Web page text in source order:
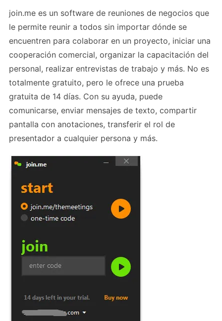
join.me es un software de reuniones de negocios que
le permite reunir a todos sin importar dónde se
encuentren para colaborar en un proyecto, iniciar una
cooperación comercial, organizar la capacitación del
personal, realizar entrevistas de trabajo y más. No es
totalmente gratuito, pero le ofrece una prueba
gratuita de 14 días. Con su ayuda, puede
comunicarse, enviar mensajes de texto, compartir
pantalla con anotaciones, transferir el rol de
presentador a cualquier persona y más.